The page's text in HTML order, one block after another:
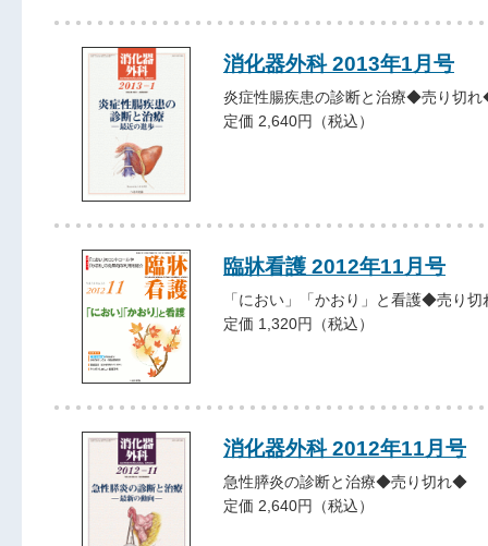
消化器外科 2013年1月号
炎症性腸疾患の診断と治療◆売り切
定価 2,640円（税込）
臨牀看護 2012年11月号
「におい」「かおり」と看護◆売り
定価 1,320円（税込）
消化器外科 2012年11月号
急性膵炎の診断と治療◆売り切れ◆
定価 2,640円（税込）